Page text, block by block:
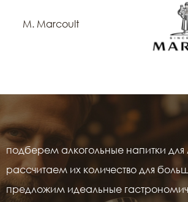
M. Marcoult
подберем алкогольные напитки для
рассчитаем их количество для
предложим идеальные